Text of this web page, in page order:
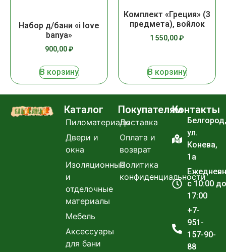
Набор д/бани «i love
banya»
900,00₽
В корзину
Комплект «Греция» (3
предмета), войлок
1 550,00₽
В корзину
Каталог
Пиломатериалы
Двери и
окна
Изоляционные
и
отделочные
материалы
Мебель
Аксессуары
для бани
Покупателям
Доставка
Оплата и
возврат
Политика
конфиденциальности
Контакты
Белгород,
ул.
Конева,
1а
с 10:00 до
17:00
+7-
951-
157-90-
88